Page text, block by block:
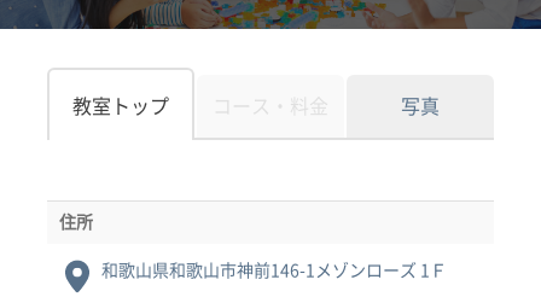
教室トップ コース・料金 写真
住所
和歌山県和歌山市神前146-1メゾンローズ 1Ｆ